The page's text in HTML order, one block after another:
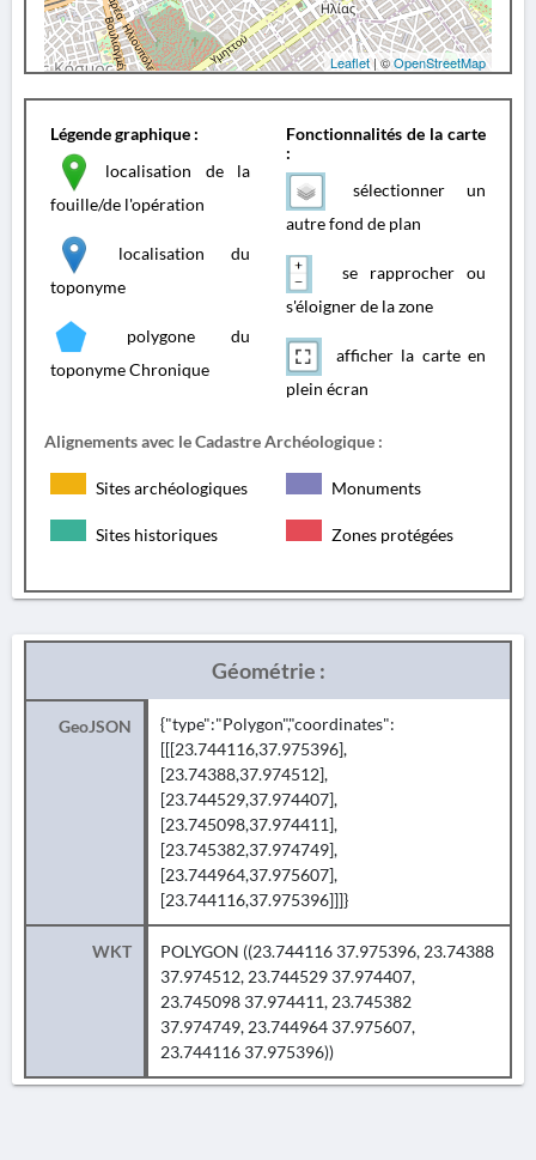
Leaflet| ©OpenStreetMap
Légende graphique :
localisation de la
fouille/de l'opération
localisation du
toponyme
polygone du
toponyme Chronique
Fonctionnalités de la carte
:
sélectionner un
autre fond de plan
se rapprocher ou
s'éloigner de la zone
afficher la carte en
plein écran
Alignements avec le Cadastre Archéologique :
Sites archéologiques Monuments
Sites historiques Zones protégées
Géométrie :
GeoJSON
{"type":"Polygon","coordinates":
[[[23.744116,37.975396],
[23.74388,37.974512],
[23.744529,37.974407],
[23.745098,37.974411],
[23.745382,37.974749],
[23.744964,37.975607],
[23.744116,37.975396]]]}
WKT
POLYGON ((23.744116 37.975396, 23.74388
37.974512, 23.744529 37.974407,
23.745098 37.974411, 23.745382
37.974749, 23.744964 37.975607,
23.744116 37.975396))